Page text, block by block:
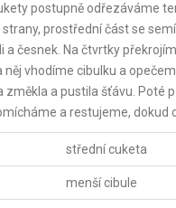
postupně odřezáváme
prostřední část se
česnek. Na čtvrtky
něj vhodíme cibulku a
a pustila šťávu. Poté
a restujeme,
střední cuketa
menší cibule